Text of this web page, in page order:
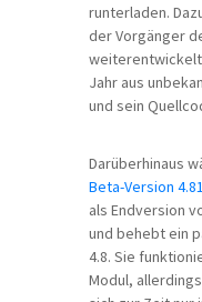
runterladen.
der Vorgänger
Jahr aus
und sein
Darüberhinaus
Beta-Version 4.81
als Endversion
und behebt ein
4.8. Sie
Modul,